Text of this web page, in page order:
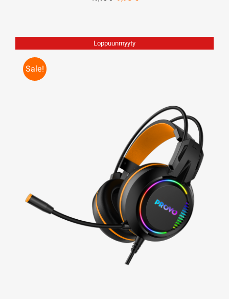
19,95 €.9,95 €.
Loppuunmyyty
Sale!